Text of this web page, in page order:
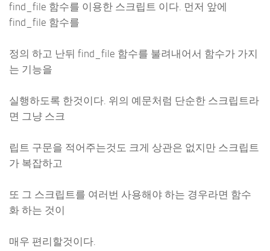
find_file 함수를 이용한 스크립트 이다. 먼저 앞에
find_file 함수를
정의 하고 난뒤 find_file 함수를 불려내어서 함수가 가지
는 기능을
실행하도록 한것이다. 위의 예문처럼 단순한 스크립트라
면 그냥 스크
립트 구문을 적어주는것도 크게 상관은 없지만 스크립트
가 복잡하고
또 그 스크립트를 여러번 사용해야 하는 경우라면 함수
화 하는 것이
매우 편리할것이다.